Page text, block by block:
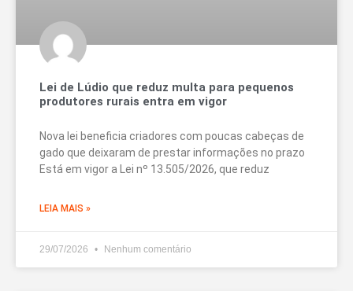
Lei de Lúdio que reduz multa para pequenos
produtores rurais entra em vigor
Nova lei beneficia criadores com poucas cabeças de
gado que deixaram de prestar informações no prazo
Está em vigor a Lei nº 13.505/2026, que reduz
LEIA MAIS »
29/07/2026 Nenhum comentário